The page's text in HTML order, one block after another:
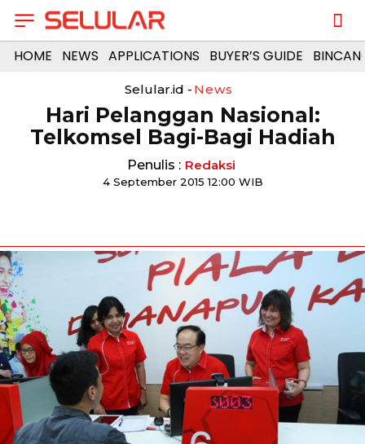
HOME NEWS APPLICATIONS BUYER’S GUIDE
Selular.id - News
Hari Pelanggan Nasional:
Telkomsel Bagi-Bagi Hadiah
Penulis : Redaksi
4 September 2015 12:00 WIB